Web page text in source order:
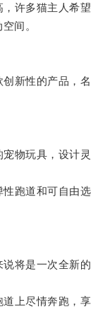
许多猫主人希望
间。
新性的产品，名
物玩具，设计灵
跑道和可自由选
将是一次全新的
上尽情奔跑，享